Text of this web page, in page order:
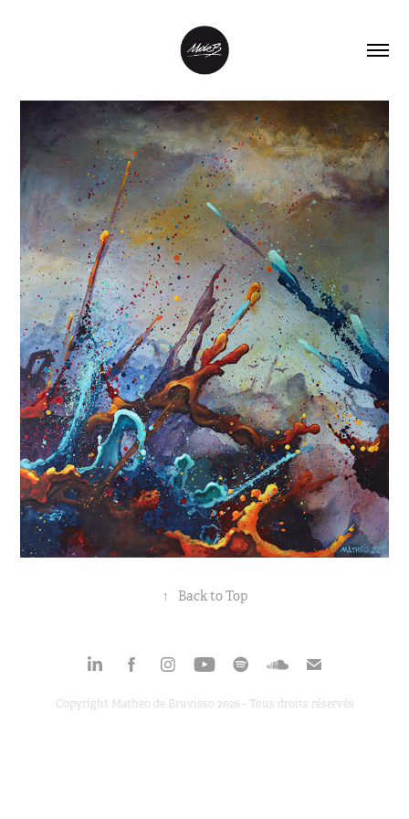
↑ Back to Top
Copyright Matheo de Bruvisso 2026 - Tous droits réservés